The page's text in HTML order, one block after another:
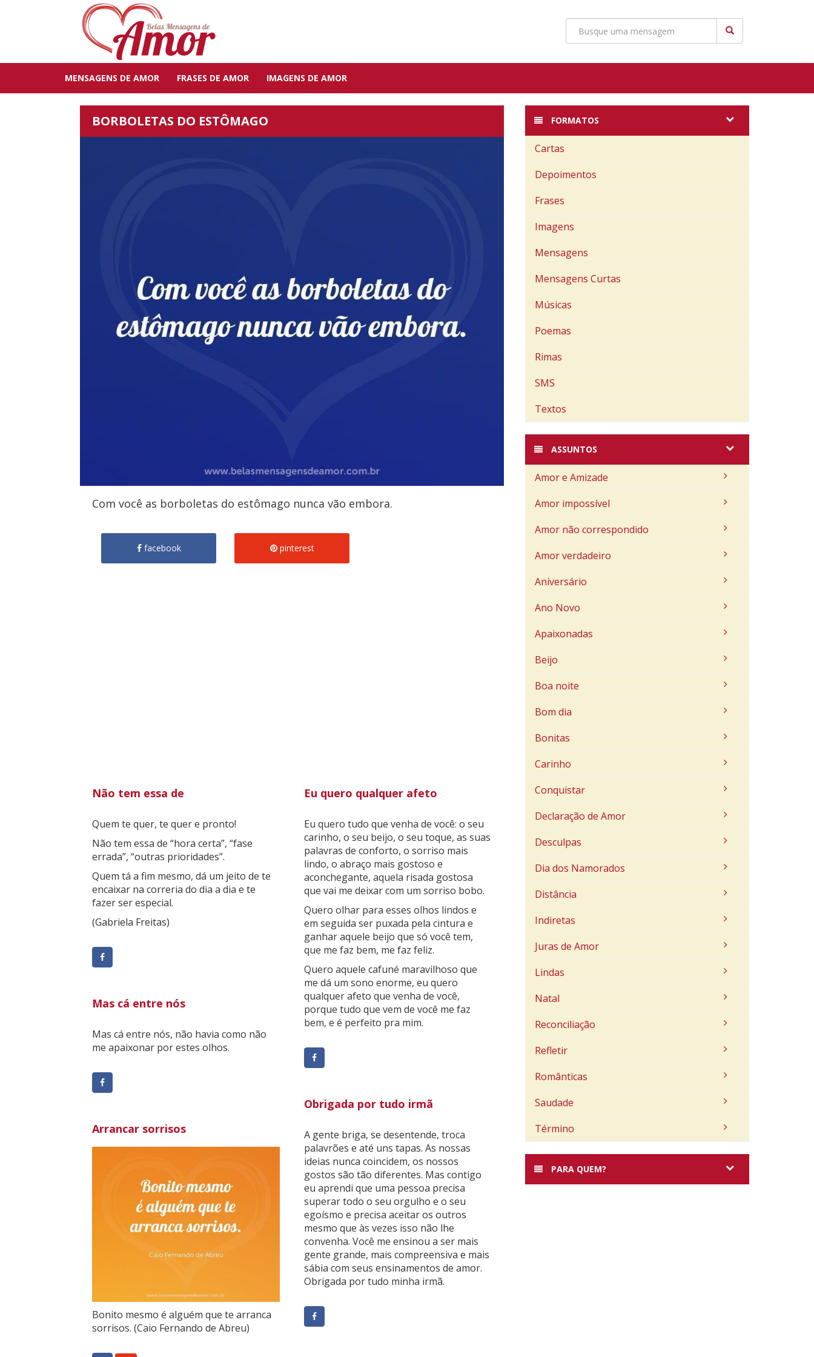
MENSAGENS DE AMOR FRASES DE AMOR IMAGENS DE AMOR
BORBOLETAS DO ESTÔMAGO
Com você as borboletas do estômago nunca vão embora.
facebook pinterest
Não tem essa de
Quem te quer, te quer e pronto!
Não tem essa de “hora certa”, “fase
errada”, “outras prioridades”.
Quem tá a fim mesmo, dá um jeito de te
encaixar na correria do dia a dia e te
fazer ser especial.
(Gabriela Freitas)
Eu quero qualquer afeto
Eu quero tudo que venha de você: o seu
carinho, o seu beijo, o seu toque, as suas
palavras de conforto, o sorriso mais
lindo, o abraço mais gostoso e
aconchegante, aquela risada gostosa
que vai me deixar com um sorriso bobo.
Quero olhar para esses olhos lindos e
em seguida ser puxada pela cintura e
ganhar aquele beijo que só você tem,
que me faz bem, me faz feliz.
Quero aquele cafuné maravilhoso que
me dá um sono enorme, eu quero
qualquer afeto que venha de você,
porque tudo que vem de você me faz
bem, e é perfeito pra mim.
Mas cá entre nós
Mas cá entre nós, não havia como não
me apaixonar por estes olhos.
Obrigada por tudo irmã
A gente briga, se desentende, troca
palavrões e até uns tapas. As nossas
ideias nunca coincidem, os nossos
gostos são tão diferentes. Mas contigo
eu aprendi que uma pessoa precisa
superar todo o seu orgulho e o seu
egoísmo e precisa aceitar os outros
mesmo que às vezes isso não lhe
convenha. Você me ensinou a ser mais
gente grande, mais compreensiva e mais
sábia com seus ensinamentos de amor.
Obrigada por tudo minha irmã.
Arrancar sorrisos
Bonito mesmo é alguém que te arranca
sorrisos. (Caio Fernando de Abreu)
FORMATOS
Cartas
Depoimentos
Frases
Imagens
Mensagens
Mensagens Curtas
Músicas
Poemas
Rimas
SMS
Textos
ASSUNTOS
Amor e Amizade
Amor impossível
Amor não correspondido
Amor verdadeiro
Aniversário
Ano Novo
Apaixonadas
Beijo
Boa noite
Bom dia
Bonitas
Carinho
Conquistar
Declaração de Amor
Desculpas
Dia dos Namorados
Distância
Indiretas
Juras de Amor
Lindas
Natal
Reconciliação
Refletir
Românticas
Saudade
Término
PARA QUEM?